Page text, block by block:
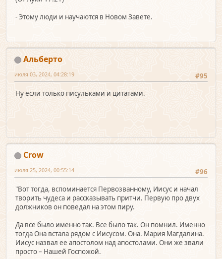
- Этому люди и научаются в Новом Завете.
Альберто
#95
июля 03, 2024, 04:28:19
Ну если только писульками и цитатами.
Crow
#96
июля 25, 2024, 00:55:14
"Вот тогда, вспоминается Первозванному, Иисус и начал
творить чудеса и рассказывать притчи. Первую про двух
должников он поведал на этом пиру.
Да все было именно так. Все было так. Он помнил. Именно
тогда Она встала рядом с Иисусом. Она. Мария Магдалина.
Иисус назвал ее апостолом над апостолами. Они же звали
просто – Нашей Госпожой.